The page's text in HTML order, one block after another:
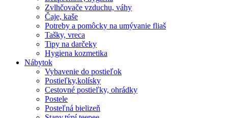
Zvlhčovače vzduchu, váhy
Čaje, kaše
Potreby a pomôcky na umývanie fliaš
Tašky, vreca
Tipy na darčeky
Hygiena kozmetika
Nábytok
Vybavenie do postieľok
Postieľky,kolísky
Cestovné postieľky, ohrádky
Postele
Posteľná bielizeň